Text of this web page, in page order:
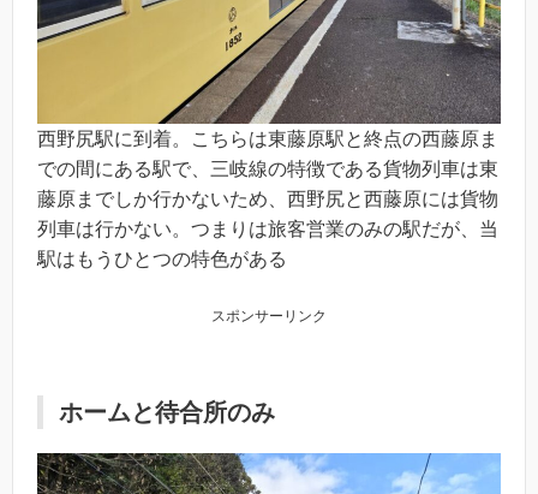
西野尻駅に到着。こちらは東藤原駅と終点の西藤原ま
での間にある駅で、三岐線の特徴である貨物列車は東
藤原までしか行かないため、西野尻と西藤原には貨物
列車は行かない。つまりは旅客営業のみの駅だが、当
駅はもうひとつの特色がある
スポンサーリンク
ホームと待合所のみ